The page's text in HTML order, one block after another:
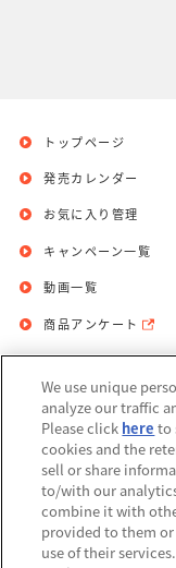
トップページ
発売カレンダー
お気に入り管理
キャンペーン一覧
動画一覧
商品アンケート
お問い合
利用規約
Do
アレルギ
We use unique
analyze our traffic
Please click here to
cookies and the
sell or share
to/with our
combine it with
provided to them
use of their